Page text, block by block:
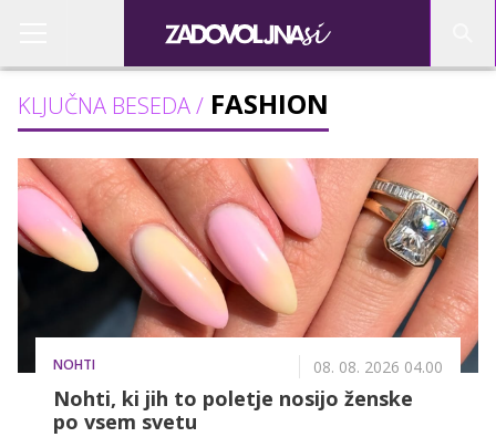
KLJUČNA BESEDA / FASHION
NOHTI 08. 08. 2026 04.00
Nohti, ki jih to poletje nosijo ženske
po vsem svetu